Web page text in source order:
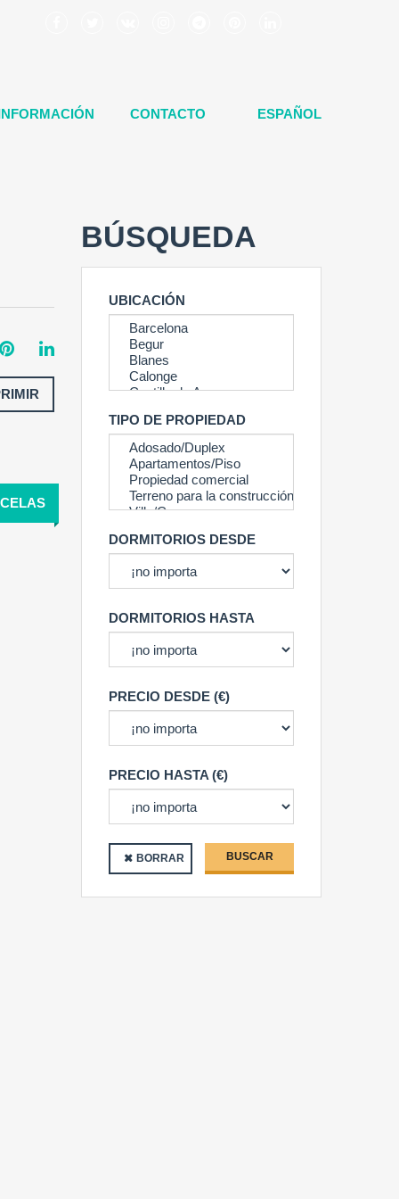
CONTACTO ESPAÑOL
BÚSQUEDA
UBICACIÓN
TIPO DE PROPIEDAD
DORMITORIOS DESDE
DORMITORIOS HASTA
PRECIO DESDE (€)
PRECIO HASTA (€)
BORRAR BUSCAR